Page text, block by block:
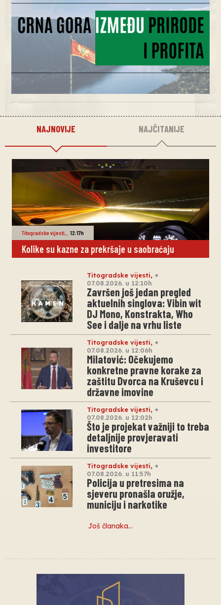
NAJNOVIJE NAJČITANIJE
Titogradske vijesti,, 12:17h
Kolike su kazne za prekršaje u saobraćaju
Titogradske vijesti,
07.08.2026. u 12:10h
Završen još jedan pregled
aktuelnih singlova: Vibin wit
DJ Mono, Konstrakta, Who
See i dalje na vrhu liste
Titogradske vijesti,
07.08.2026. u 12:06h
Milatović: Očekujemo
konkretne pravne korake za
zaštitu Dvorca na Kruševcu i
državne imovine
Titogradske vijesti,
07.08.2026. u 12:02h
Što je projekat važniji to treba
detaljnije provjeravati
investitore
Titogradske vijesti,
07.08.2026. u 11:57h
Policija u pretresima na
sjeveru pronašla oružje,
municiju i narkotike
Još članaka…